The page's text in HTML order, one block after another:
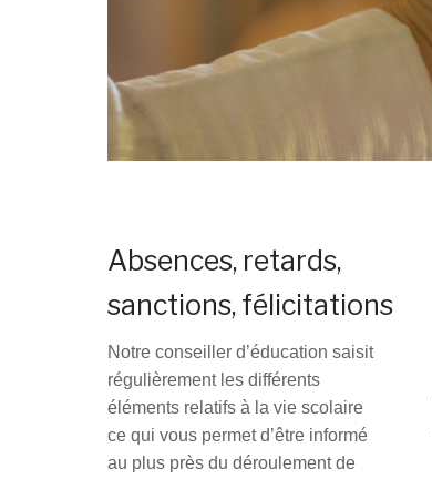
Absences, retards,
sanctions, félicitations
Notre conseiller d’éducation saisit
régulièrement les différents
éléments relatifs à la vie scolaire
ce qui vous permet d’être informé
au plus près du déroulement de